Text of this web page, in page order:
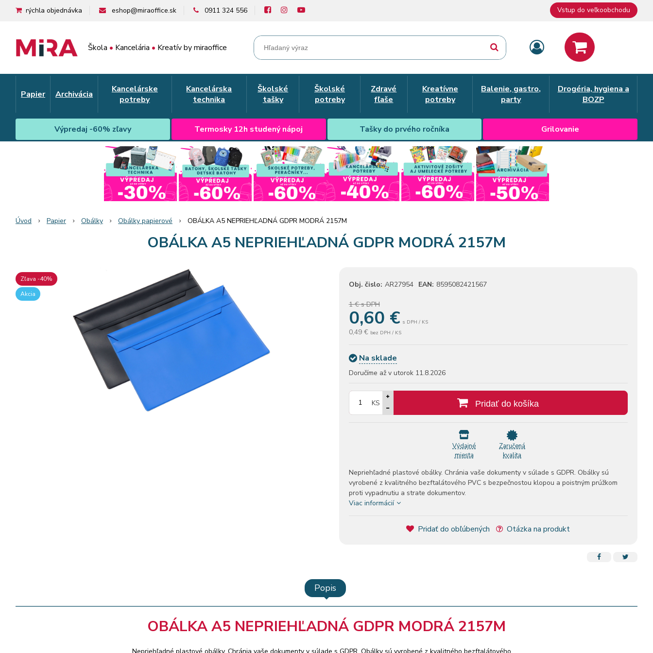
Škola • Kancelária • Kreatív by miraoffice
rýchla objednávka eshop@miraoffice.sk 0911 324 556 Vstup do veľkoobchodu
Papier Archivácia
Kancelárske
potreby
Kancelárska
technika
Školské
tašky
Školské
potreby
Zdravé
fľaše
Kreatívne
potreby
Balenie, gastro,
party
Drogéria, hygiena a
BOZP
Výpredaj -60% zľavy Termosky 12h studený nápoj Tašky do prvého ročníka Grilovanie
Úvod Papier Obálky Obálky papierové OBÁLKA A5 NEPRIEHĽADNÁ GDPR MODRÁ 2157M
OBÁLKA A5 NEPRIEHĽADNÁ GDPR MODRÁ 2157M
Zľava -40%
Akcia
Obj. čislo: AR27954 EAN: 8595082421567
1 €s DPH
0,60 € s DPH / KS
0,49 € bez DPH / KS
Na sklade
Doručíme až v utorok 11.8.2026
KS Pridať do košíka
Výdajné
miesta
Zaručená
kvalita
Nepriehľadné plastové obálky. Chránia vaše dokumenty v súlade s GDPR. Obálky sú
vyrobené z kvalitného bezftalátového PVC s bezpečnostou klopou a poistným prúžkom
proti vypadnutiu a strate dokumentov.
Viac informácií
Pridať do obľúbených Otázka na produkt
Popis
OBÁLKA A5 NEPRIEHĽADNÁ GDPR MODRÁ 2157M
Nepriehľadné plastové obálky. Chránia vaše dokumenty v súlade s GDPR. Obálky sú vyrobené z kvalitného bezftalátového